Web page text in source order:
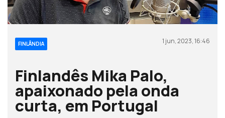
FINLÂNDIA 1 jun, 2023, 16:46
Finlandês Mika Palo,
apaixonado pela onda
curta, em Portugal